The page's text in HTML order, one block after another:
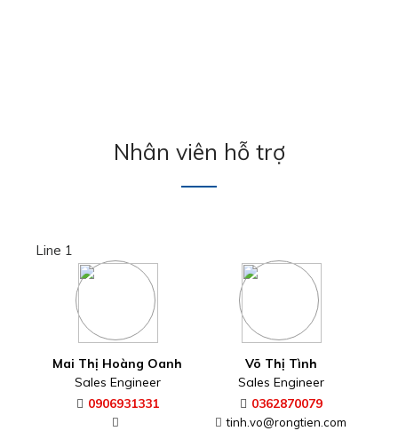
Nhân viên hỗ trợ
Line 1
Mai Thị Hoàng Oanh
Sales Engineer
0906931331
Võ Thị Tình
Sales Engineer
0362870079
tinh.vo@rongtien.com